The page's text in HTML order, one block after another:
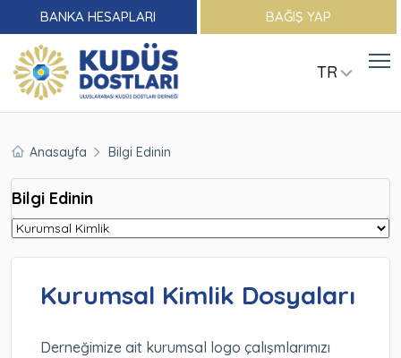
BANKA HESAPLARI BAĞIŞ YAP
TR
Anasayfa Bilgi Edinin
Bilgi Edinin
Kurumsal Kimlik Dosyaları
Derneğimize ait kurumsal logo çalışmlarımızı